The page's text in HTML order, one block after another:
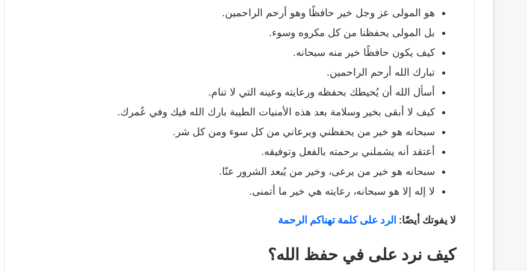
هو المولى عز وجل خير حافظًا وهو أرحم الراحمين.
بل المولى يحفظنا من كل مكروه وسوء.
كيف يكون حافظًا خير منه سبحانه.
تبارك الله أرحم الراحمين.
أسأل الله أن يُحيطك بحفظه ورعايته وعينه التي لا تنام.
كيف لا أبقى بخير وسلامة بعد هذه الأمنيات الطيبة بارك الله فيك وفي عُمرك.
سبحانه هو خير من يحفظني ويرعاني من كل سوء ومن كل شر.
أعتقد أنه يشملني برحمته بالفعل وتوفيقه.
سبحانه هو خير من يرعى، وخير من يُبعد الشرور عنّا.
لا إله إلا هو سبحانه، رعايته هي خير ما أتمنى.
لا يفوتك أيضًا: الرد على كلمة تهناكم الرحمة
كيف نرد على في حفظ الله؟